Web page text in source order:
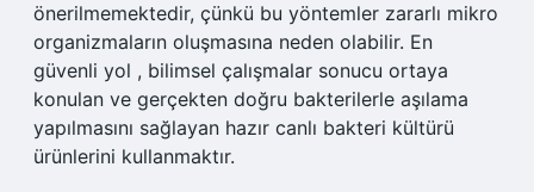
önerilmemektedir, çünkü bu yöntemler zararlı mikro
organizmaların oluşmasına neden olabilir. En
güvenli yol , bilimsel çalışmalar sonucu ortaya
konulan ve gerçekten doğru bakterilerle aşılama
yapılmasını sağlayan hazır canlı bakteri kültürü
ürünlerini kullanmaktır.